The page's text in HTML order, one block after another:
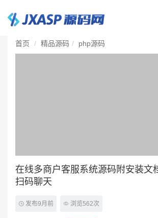
首页 精品源码 php源码
在线多商户客服系统源码附安装文
扫码聊天
发布9月前 浏览562次